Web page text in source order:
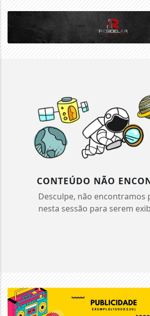
CONTEÚDO NÃO
Desculpe, não encontramos
nesta sessão para serem